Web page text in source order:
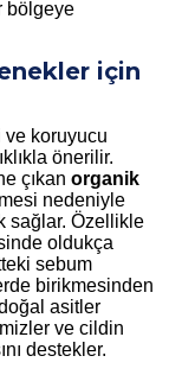
bölgeye
için
koruyucu
önerilir.
çıkan organik
nedeniyle
sağlar. Özellikle
oldukça
sebum
birikmesinden
asitler
ve cildin
destekler.